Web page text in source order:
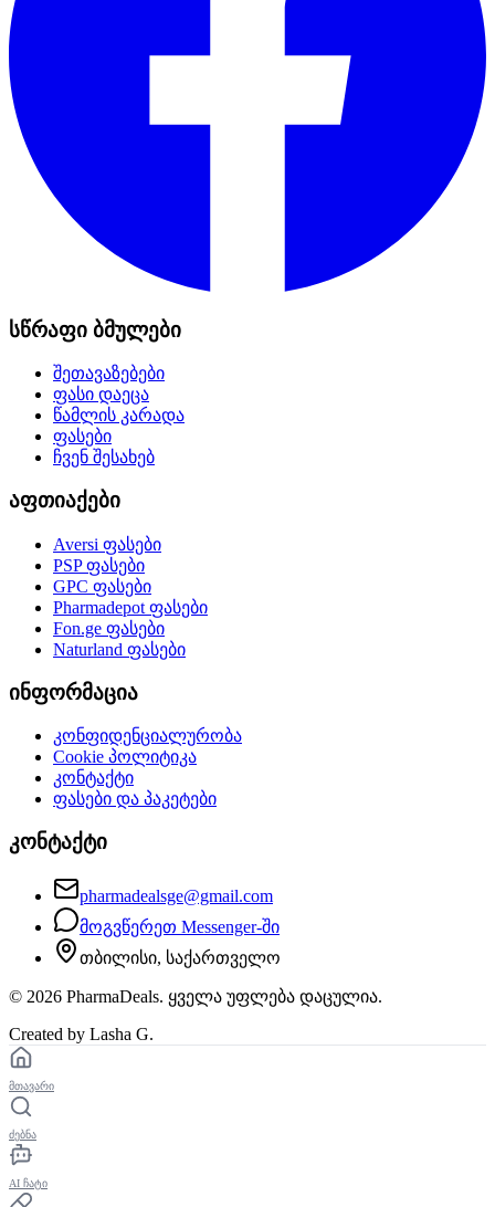
სწრაფი ბმულები
შეთავაზებები
ფასი დაეცა
წამლის კარადა
ფასები
ჩვენ შესახებ
აფთიაქები
Aversi ფასები
PSPფასები
GPC ფასები
Pharmadepot ფასები
Fon.ge ფასები
Naturland ფასები
ინფორმაცია
კონფიდენციალურობა
Cookie პოლიტიკა
კონტაქტი
ფასები და პაკეტები
კონტაქტი
pharmadealsge@gmail.com
მოგვწერეთ Messenger-ში
თბილისი, საქართველო
© 2026 PharmaDeals. ყველა უფლება დაცულია.
Created by Lasha G.
მთავარი
ძებნა
AI ჩატი